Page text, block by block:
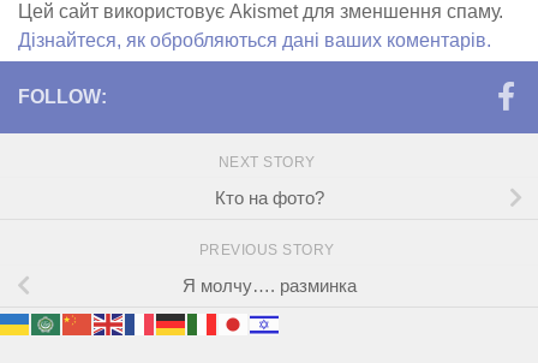
Цей сайт використовує Akismet для зменшення спаму.
Дізнайтеся, як обробляються дані ваших коментарів.
FOLLOW:
NEXT STORY
Кто на фото?
PREVIOUS STORY
Я молчу…. разминка